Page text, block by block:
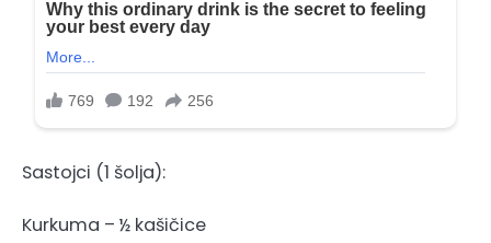
Sastojci (1 šolja):
Kurkuma – ½ kašičice